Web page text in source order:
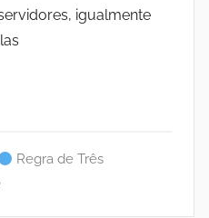
igualmente
Regra de Três